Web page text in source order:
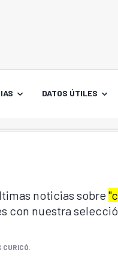
DATOS ÚTILES
noticias sobre
con nuestra
CURICÓ